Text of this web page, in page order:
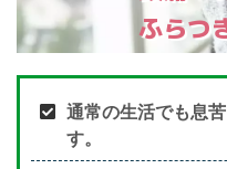
ふらつ
通常の生活でも息
す。